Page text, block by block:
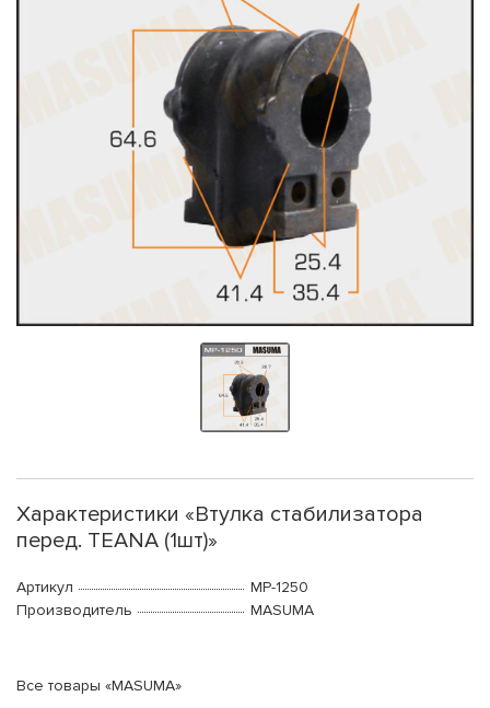
Характеристики «Втулка стабилизатора
перед. TEANA (1шт)»
Артикул
MP-1250
Производитель
MASUMA
Все товары «MASUMA»